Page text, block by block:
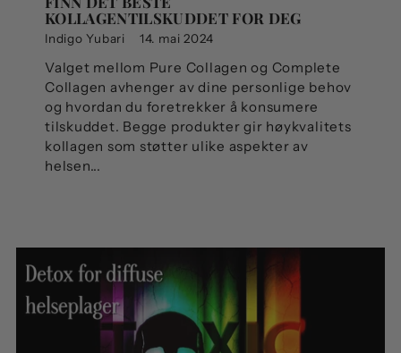
KOLLAGENTILSKUDDET FOR DEG
Indigo Yubari 14. mai 2024
Valget mellom Pure Collagen og Complete
Collagen avhenger av dine personlige behov
og hvordan du foretrekker å konsumere
tilskuddet. Begge produkter gir høykvalitets
kollagen som støtter ulike aspekter av
helsen...